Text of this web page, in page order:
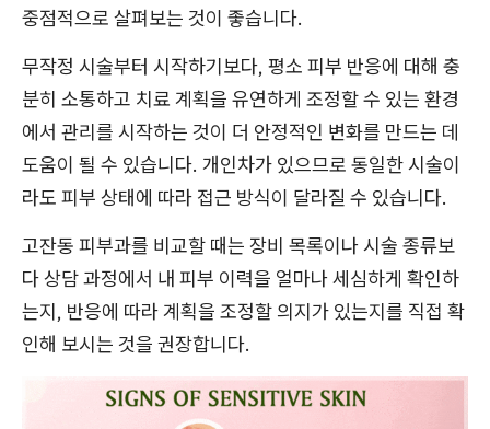
중점적으로 살펴보는 것이 좋습니다.
무작정 시술부터 시작하기보다, 평소 피부 반응에 대해 충
분히 소통하고 치료 계획을 유연하게 조정할 수 있는 환경
에서 관리를 시작하는 것이 더 안정적인 변화를 만드는 데
도움이 될 수 있습니다. 개인차가 있으므로 동일한 시술이
라도 피부 상태에 따라 접근 방식이 달라질 수 있습니다.
고잔동 피부과를 비교할 때는 장비 목록이나 시술 종류보
다 상담 과정에서 내 피부 이력을 얼마나 세심하게 확인하
는지, 반응에 따라 계획을 조정할 의지가 있는지를 직접 확
인해 보시는 것을 권장합니다.